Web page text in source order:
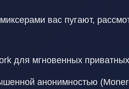
вас пугают,
для мгновенных
анонимностью